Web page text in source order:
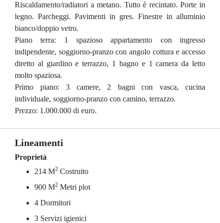
Riscaldamento/radiatori a metano. Tutto è recintato. Porte in
legno. Parcheggi. Pavimenti in gres. Finestre in alluminio
bianco/doppio vetro.
Piano terra: 1 spazioso appartamento con ingresso
indipendente, soggiorno-pranzo con angolo cottura e accesso
diretto al giardino e terrazzo, 1 bagno e 1 camera da letto
molto spaziosa.
Primo piano: 3 camere, 2 bagni con vasca, cucina
individuale, soggiorno-pranzo con camino, terrazzo.
Prezzo: 1.000.000 di euro.
Lineamenti
Proprietà
214 M2 Costruito
900 M2 Metri plot
4 Dormitori
3 Servizi igienici